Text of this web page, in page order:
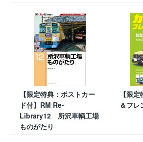
【限定特典：ポストカー
ド付】RM Re-
Library12 所沢車輌工場
ものがたり
【限
＆フ